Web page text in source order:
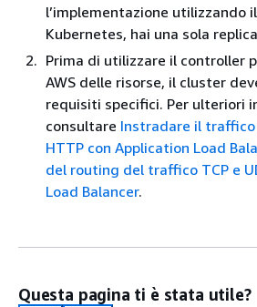
l’implementazione utilizzando
Kubernetes, hai una sola
Prima di utilizzare il controller
AWS delle risorse, il cluster
requisiti specifici. Per ulteriori
consultare Instradare il traffico
HTTP con Application Load
del routing del traffico TCP e
Load Balancer.
Questa pagina ti è stata utile?